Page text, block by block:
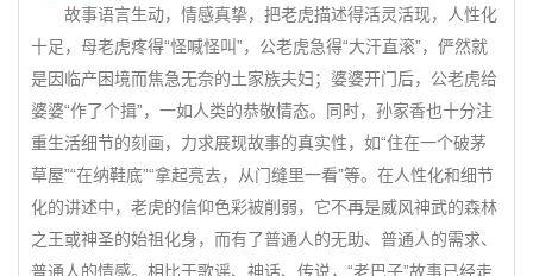
故事语言生动，情感真挚，把老虎描述得活灵活现，人性化
十足，母老虎疼得“怪喊怪叫”，公老虎急得“大汗直滚”，俨然就
是因临产困境而焦急无奈的土家族夫妇；婆婆开门后，公老虎给
婆婆“作了个揖”，一如人类的恭敬情态。同时，孙家香也十分注
重生活细节的刻画，力求展现故事的真实性，如“住在一个破茅
草屋”“在纳鞋底”“拿起亮去，从门缝里一看”等。在人性化和细节
化的讲述中，老虎的信仰色彩被削弱，它不再是威风神武的森林
之王或神圣的始祖化身，而有了普通人的无助、普通人的需求、
普通人的情感。相比于歌谣、神话、传说，“老巴子”故事已经走